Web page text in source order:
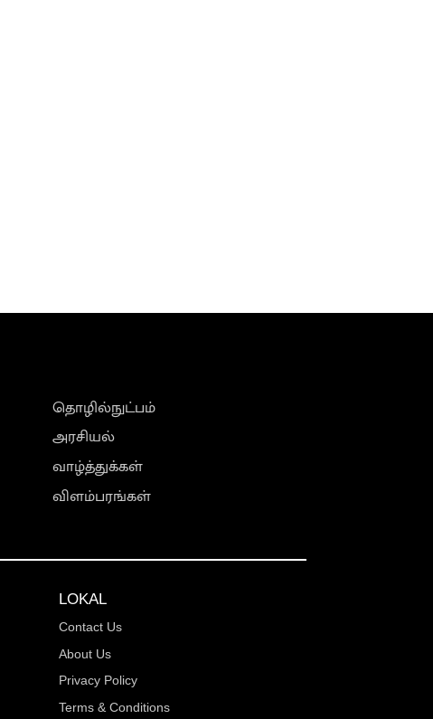
தொழில்நுட்பம்
அரசியல்
வாழ்த்துக்கள்
விளம்பரங்கள்
LOKAL
Contact Us
About Us
Privacy Policy
Terms & Conditions